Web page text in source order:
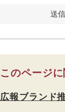
このページ
広報ブランド